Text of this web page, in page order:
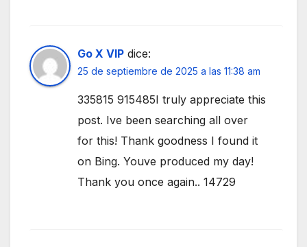
Go X VIP dice:
25 de septiembre de 2025 a las 11:38 am
335815 915485I truly appreciate this
post. Ive been searching all over
for this! Thank goodness I found it
on Bing. Youve produced my day!
Thank you once again.. 14729